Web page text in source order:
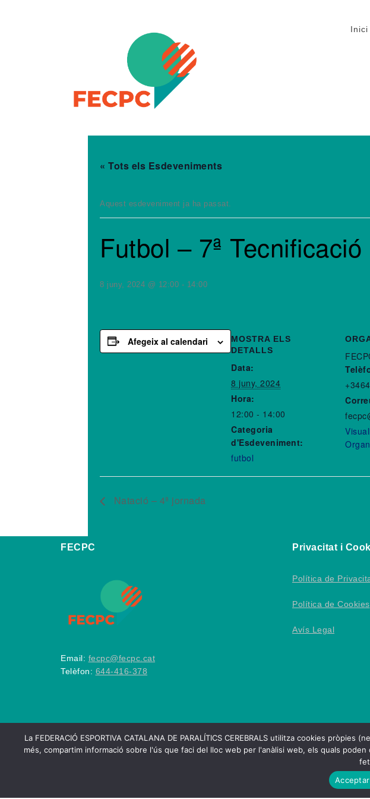
Inici
« Tots els Esdeveniments
Aquest esdeveniment ja ha passat.
Futbol – 7ª
8 juny, 2024 @ 12:00 - 14:00
Afegeix al calendari
MOSTRA ELS
DETALLS
Data:
8 juny, 2024
Hora:
12:00 - 14:00
Categoria
d'Esdeveniment:
futbol
Natació – 4ª jornada
FECPC
Email: fecpc@fecpc.cat
Telèfon: 644-416-378
Privacitat i
Política de
Política de Cookies
Avís Legal
FECPC – Federació Esportiva Catalana
La FEDERACIÓ ESPORTIVA CATALANA DE PARALÍTICS CEREBRALS utilitza cookies
més, compartim informació sobre l'ús que faci del lloc web per l'anàlisi web, els quals